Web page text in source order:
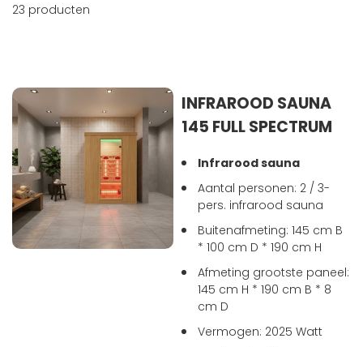
23 producten
INFRAROOD SAUNA
145 FULL SPECTRUM
Infrarood sauna
Aantal personen: 2 / 3-
pers. infrarood sauna
Buitenafmeting: 145 cm B
* 100 cm D * 190 cm H
Afmeting grootste paneel:
145 cm H * 190 cm B * 8
cm D
Vermogen: 2025 Watt